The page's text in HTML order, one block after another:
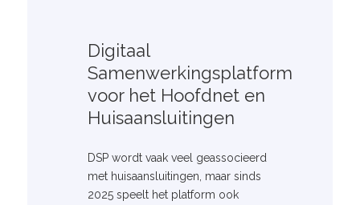
Digitaal
Samenwerkingsplatform
voor het Hoofdnet en
Huisaansluitingen
DSP wordt vaak veel geassocieerd
met huisaansluitingen, maar sinds
2025 speelt het platform ook